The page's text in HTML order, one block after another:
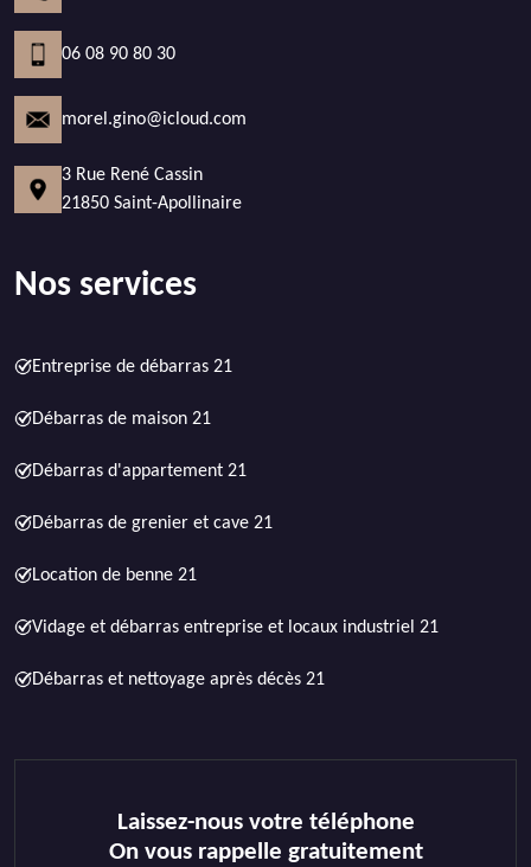
06 08 90 80 30
morel.gino@icloud.com
3 Rue René Cassin
21850 Saint-Apollinaire
Nos services
Entreprise de débarras 21
Débarras de maison 21
Débarras d'appartement 21
Débarras de grenier et cave 21
Location de benne 21
Vidage et débarras entreprise et locaux industriel 21
Débarras et nettoyage après décès 21
Laissez-nous votre téléphone
On vous rappelle gratuitement